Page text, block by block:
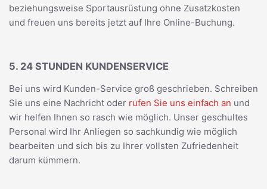
beziehungsweise Sportausrüstung ohne Zusatzkosten
und freuen uns bereits jetzt auf Ihre Online-Buchung.
5. 24 STUNDEN KUNDENSERVICE
Bei uns wird Kunden-Service groß geschrieben. Schreiben
Sie uns eine Nachricht oder rufen Sie uns einfach an und
wir helfen Ihnen so rasch wie möglich. Unser geschultes
Personal wird Ihr Anliegen so sachkundig wie möglich
bearbeiten und sich bis zu Ihrer vollsten Zufriedenheit
darum kümmern.